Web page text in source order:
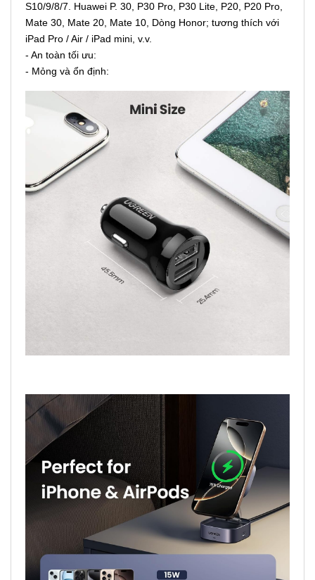
S10/9/8/7. Huawei P. 30, P30 Pro, P30 Lite, P20, P20 Pro,
Mate 30, Mate 20, Mate 10, Dòng Honor; tương thích với
iPad Pro / Air / iPad mini, v.v.
- An toàn tối ưu:
- Mỏng và ổn định: